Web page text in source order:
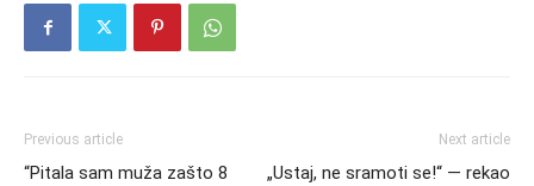
Previous article
“Pitala sam muža zašto 8
Next article
„Ustaj, ne sramoti se!“ — rekao